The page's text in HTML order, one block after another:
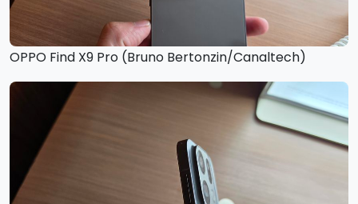
OPPO Find X9 Pro (Bruno Bertonzin/Canaltech)